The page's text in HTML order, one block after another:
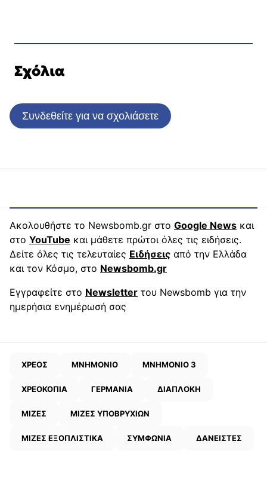
Σχόλια
Συνδεθείτε για να σχολιάσετε
Ακολουθήστε το Newsbomb.gr στο Google News και
στο YouTube και μάθετε πρώτοι όλες τις ειδήσεις.
Δείτε όλες τις τελευταίες Ειδήσεις από την Ελλάδα
και τον Κόσμο, στο Newsbomb.gr
Εγγραφείτε στο Newsletter του Newsbomb για την
ημερήσια ενημέρωσή σας
ΧΡΕΟΣ ΜΝΗΜΟΝΙΟ ΜΝΗΜΟΝΙΟ 3
ΧΡΕΟΚΟΠΙΑ ΓΕΡΜΑΝΙΑ ΔΙΑΠΛΟΚΗ
ΜΙΖΕΣ ΜΙΖΕΣ ΥΠΟΒΡΥΧΙΩΝ
ΜΙΖΕΣ ΕΞΟΠΛΙΣΤΙΚΑ ΣΥΜΦΩΝΙΑ ΔΑΝΕΙΣΤΕΣ